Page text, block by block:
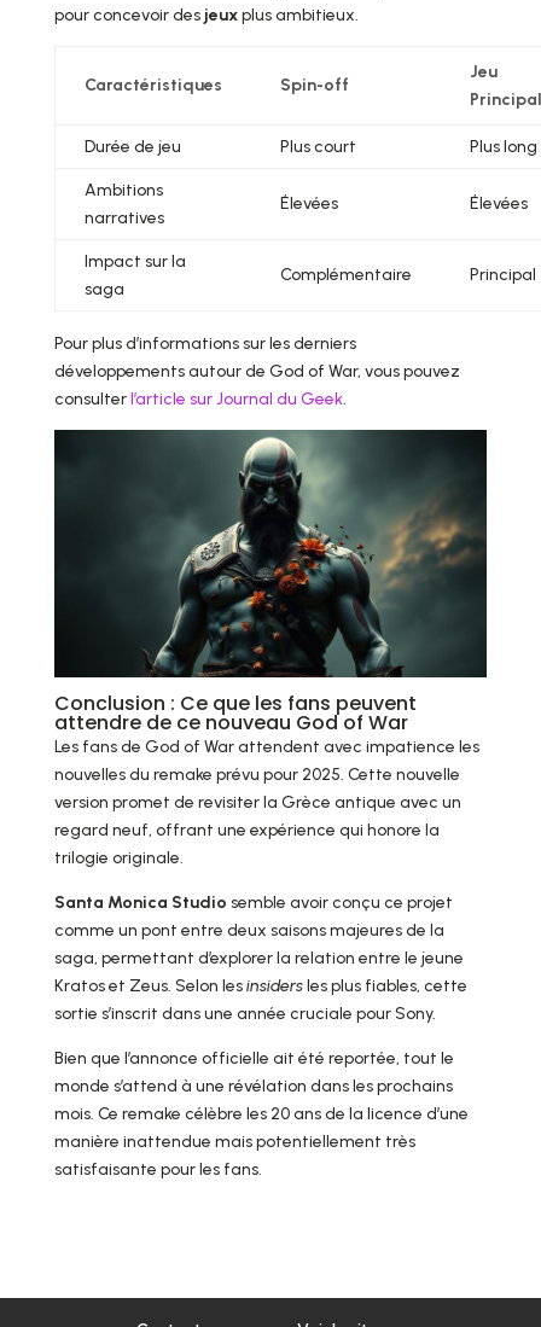
pour concevoir desjeuxplus ambitieux.
Caractéristiques Spin-off
Jeu
Principal
Durée de jeu Plus court Plus long
Ambitions
narratives
Élevées Élevées
Impact sur la
saga
Complémentaire Principal
Pour plus d’informations sur les derniers
développements autour de God of War, vous pouvez
consulterl’article sur Journal du Geek.
Conclusion : Ce que les fans peuvent
attendre de ce nouveau God of War
Les fans de God of War attendent avec impatience les
nouvelles du remake prévu pour 2025. Cette nouvelle
version promet de revisiter la Grèce antique avec un
regard neuf, offrant une expérience qui honore la
trilogie originale.
Santa Monica Studio semble avoir conçu ce projet
comme un pont entre deux saisons majeures de la
saga, permettant d’explorer la relation entre le jeune
Kratos et Zeus. Selon lesinsidersles plus fiables, cette
sortie s’inscrit dans une année cruciale pour Sony.
Bien que l’annonce officielle ait été reportée, tout le
monde s’attend à une révélation dans les prochains
mois. Ce remake célèbre les 20 ans de la licence d’une
manière inattendue mais potentiellement très
satisfaisante pour les fans.